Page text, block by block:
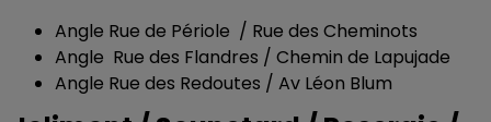
Angle Rue de Périole / Rue des Cheminots
Angle Rue des Flandres / Chemin de Lapujade
Angle Rue des Redoutes / Av Léon Blum